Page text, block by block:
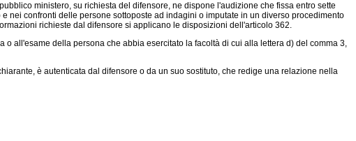
ministero, su richiesta del difensore, ne dispone l'audizione che fissa entro sette
nei confronti delle persone sottoposte ad indagini o imputate in un diverso procedimento
richieste dal difensore si applicano le disposizioni dell'articolo 362.
all'esame della persona che abbia esercitato la facoltà di cui alla lettera d) del comma 3,
è autenticata dal difensore o da un suo sostituto, che redige una relazione nella